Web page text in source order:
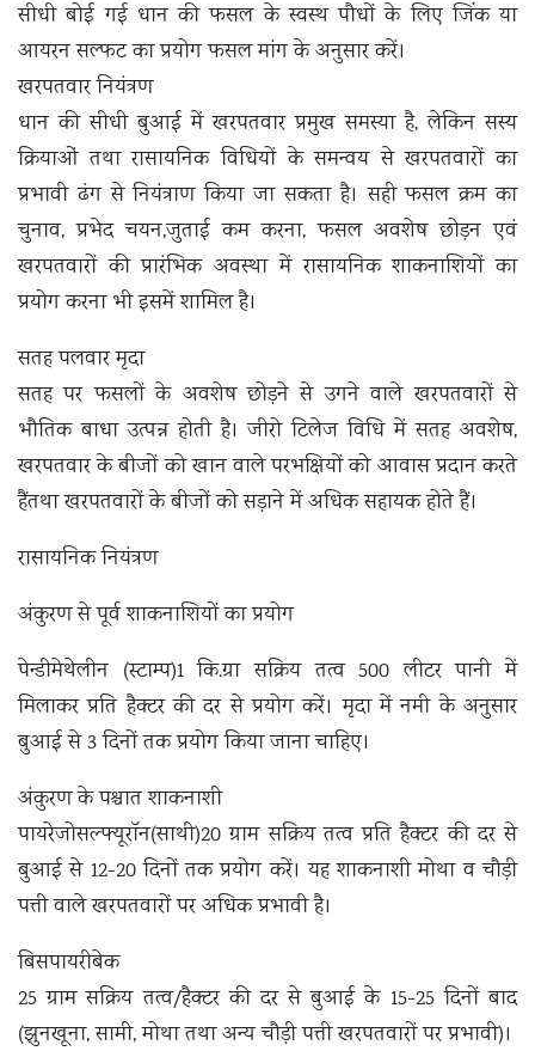
सीधी बोई गई धान की फसल के स्वस्थ पौधों के लिए जिंक या
आयरन सल्फट का प्रयोग फसल मांग के अनुसार करें।
खरपतवार नियंत्रण
धान की सीधी बुआई में खरपतवार प्रमुख समस्या है, लेकिन सस्य
क्रियाओं तथा रासायनिक विधियों के समन्वय से खरपतवारों का
प्रभावी ढंग से नियंत्राण किया जा सकता है। सही फसल क्रम का
चुनाव, प्रभेद चयन,जुताई कम करना, फसल अवशेष छोड़न एवं
खरपतवारों की प्रारंभिक अवस्था में रासायनिक शाकनाशियों का
प्रयोग करना भी इसमें शामिल है।
सतह पलवार मृदा
सतह पर फसलों के अवशेष छोड़ने से उगने वाले खरपतवारों से
भौतिक बाधा उत्पन्न होती है। जीरो टिलेज विधि में सतह अवशेष,
खरपतवार के बीजों को खान वाले परभक्षियों को आवास प्रदान करते
हैंतथा खरपतवारों के बीजों को सड़ाने में अधिक सहायक होते हैं।
रासायनिक नियंत्रण
अंकुरण से पूर्व शाकनाशियों का प्रयोग
पेन्डीमेथेलीन (स्टाम्प)1 कि.ग्रा सक्रिय तत्व 500 लीटर पानी में
मिलाकर प्रति हैक्टर की दर से प्रयोग करें। मृदा में नमी के अनुसार
बुआई से 3 दिनों तक प्रयोग किया जाना चाहिए।
अंकुरण के पश्चात शाकनाशी
पायरेजोसल्फ्यूरॉन(साथी)20 ग्राम सक्रिय तत्व प्रति हैक्टर की दर से
बुआई से 12-20 दिनों तक प्रयोग करें। यह शाकनाशी मोथा व चौड़ी
पत्ती वाले खरपतवारों पर अधिक प्रभावी है।
बिसपायरीबेक
25 ग्राम सक्रिय तत्व/हैक्टर की दर से बुआई के 15-25 दिनों बाद
(झुनखूना, सामी, मोथा तथा अन्य चौड़ी पत्ती खरपतवारों पर प्रभावी)।